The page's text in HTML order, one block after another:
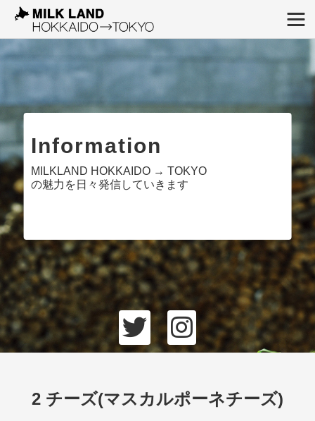
Information
MILKLAND HOKKAIDO → TOKYO
の魅力を日々発信していきます
2 チーズ(マスカルポーネチーズ)